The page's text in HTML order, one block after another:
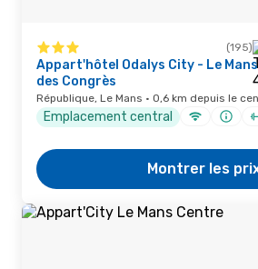
(195)
Appart'hôtel Odalys City - Le
des Congrès
République, Le Mans · 0,6 km depuis le
Emplacement central
Montrer les